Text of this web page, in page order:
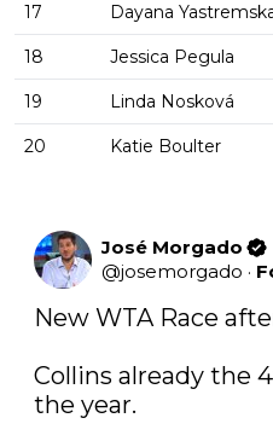
17 Dayana
18 Jessica Pegula
19 Linda Nosková
20 Katie Boulter
José Morgado
@josemorgado ·
New WTA Race
Collins already the
the year.